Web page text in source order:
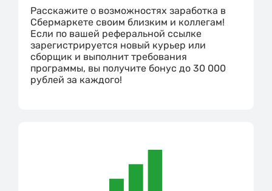
Расскажите о возможностях заработка в
Сбермаркете своим близким и коллегам!
Если по вашей реферальной ссылке
зарегистрируется новый курьер или
сборщик и выполнит требования
программы, вы получите бонус до 30 000
рублей за каждого!